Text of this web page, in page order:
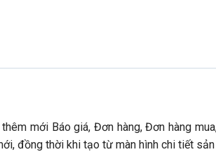
mới Báo giá, Đơn hàng, Đơn hàng
đồng thời khi tạo từ màn hình chi tiết